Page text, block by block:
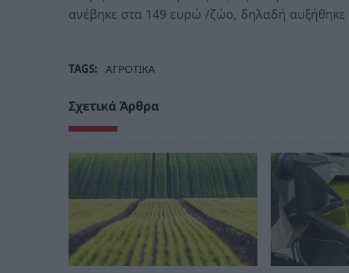
ανέβηκε στα 149 ευρώ /ζώο, δηλαδή αυξήθηκε
TAGS: ΑΓΡΟΤΙΚΑ
Σχετικά Άρθρα